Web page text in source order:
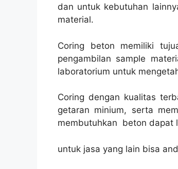
dan untuk kebutuhan
material.
Coring beton memiliki
pengambilan sample
laboratorium untuk
Coring dengan kualitas
getaran minium, serta
membutuhkan beton dapat
untuk jasa yang lain bisa